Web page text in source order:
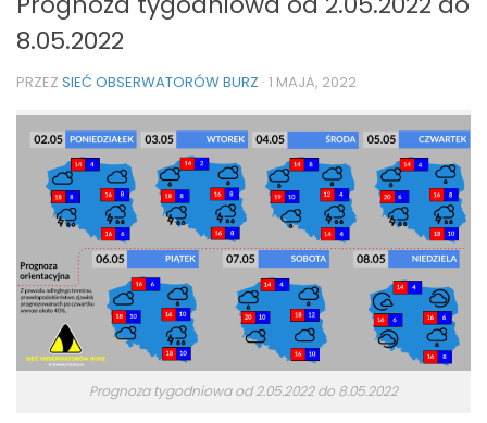
8.05.2022
PRZEZ SIEĆ OBSERWATORÓW BURZ · 1 MAJA, 2022
Prognoza tygodniowa od 2.05.2022 do 8.05.2022